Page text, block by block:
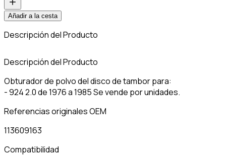
Añadir a la cesta
Descripción del Producto
Descripción del Producto
Obturador de polvo del disco de tambor para:
- 924 2.0 de 1976 a 1985 Se vende por unidades.
Referencias originales OEM
113609163
Compatibilidad